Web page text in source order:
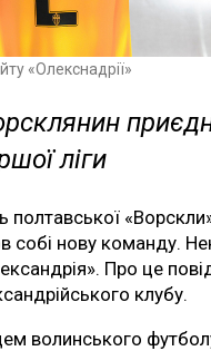
«Олекснадрії»
ліги
полтавської
собі нову команду.
Про це
клубу.
волинського